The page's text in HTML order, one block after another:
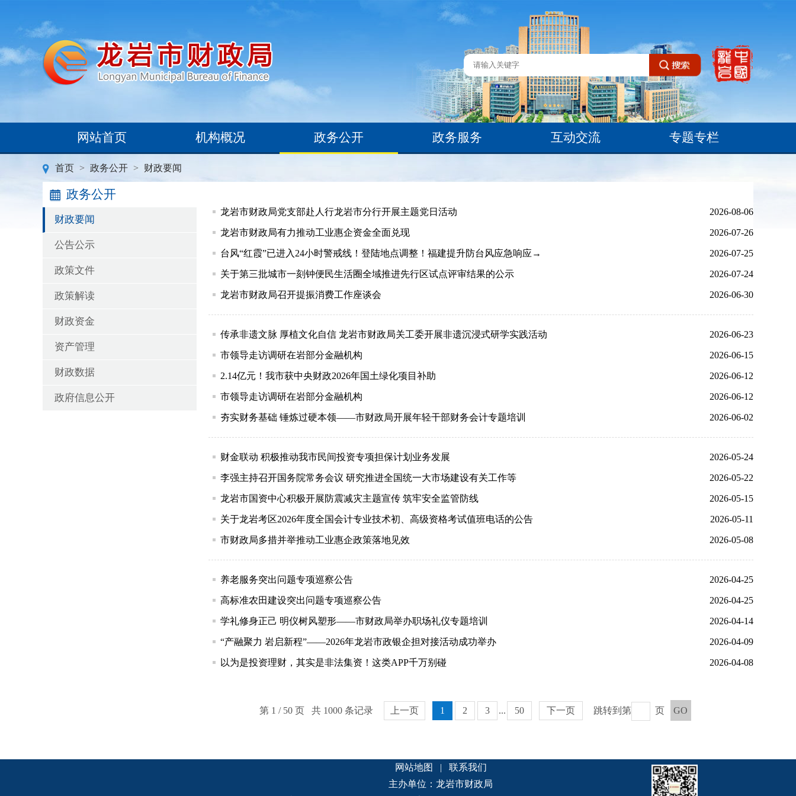
网站首页 机构概况 政务公开 政务服务 互动交流 专题专栏
首页 > 政务公开 > 财政要闻
政务公开
财政要闻
公告公示
政策文件
政策解读
财政资金
资产管理
财政数据
政府信息公开
2026-08-06
龙岩市财政局党支部赴人行龙岩市分行开展主题党日活动
2026-07-26
龙岩市财政局有力推动工业惠企资金全面兑现
2026-07-25
台风“红霞”已进入24小时警戒线！登陆地点调整！福建提升防台风应急响应→
2026-07-24
关于第三批城市一刻钟便民生活圈全域推进先行区试点评审结果的公示
2026-06-30
龙岩市财政局召开提振消费工作座谈会
2026-06-23
传承非遗文脉 厚植文化自信 龙岩市财政局关工委开展非遗沉浸式研学实践活动
2026-06-15
市领导走访调研在岩部分金融机构
2026-06-12
2.14亿元！我市获中央财政2026年国土绿化项目补助
2026-06-12
市领导走访调研在岩部分金融机构
2026-06-02
夯实财务基础 锤炼过硬本领——市财政局开展年轻干部财务会计专题培训
2026-05-24
财金联动 积极推动我市民间投资专项担保计划业务发展
2026-05-22
李强主持召开国务院常务会议 研究推进全国统一大市场建设有关工作等
2026-05-15
龙岩市国资中心积极开展防震减灾主题宣传 筑牢安全监管防线
2026-05-11
关于龙岩考区2026年度全国会计专业技术初、高级资格考试值班电话的公告
2026-05-08
市财政局多措并举推动工业惠企政策落地见效
2026-04-25
养老服务突出问题专项巡察公告
2026-04-25
高标准农田建设突出问题专项巡察公告
2026-04-14
学礼修身正己 明仪树风塑形——市财政局举办职场礼仪专题培训
2026-04-09
“产融聚力 岩启新程”——2026年龙岩市政银企担对接活动成功举办
2026-04-08
以为是投资理财，其实是非法集资！这类APP千万别碰
第 1 / 50 页 共 1000 条记录 上一页 1 2 3 ... 50 下一页 跳转到第 页 GO
网站地图 |
联系我们
主办单位：龙岩市财政局